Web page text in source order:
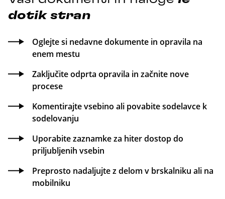
dotik stran
Oglejte si nedavne dokumente in opravila na
enem mestu
Zaključite odprta opravila in začnite nove
procese
Komentirajte vsebino ali povabite sodelavce k
sodelovanju
Uporabite zaznamke za hiter dostop do
priljubljenih vsebin
Preprosto nadaljujte z delom v brskalniku ali na
mobilniku